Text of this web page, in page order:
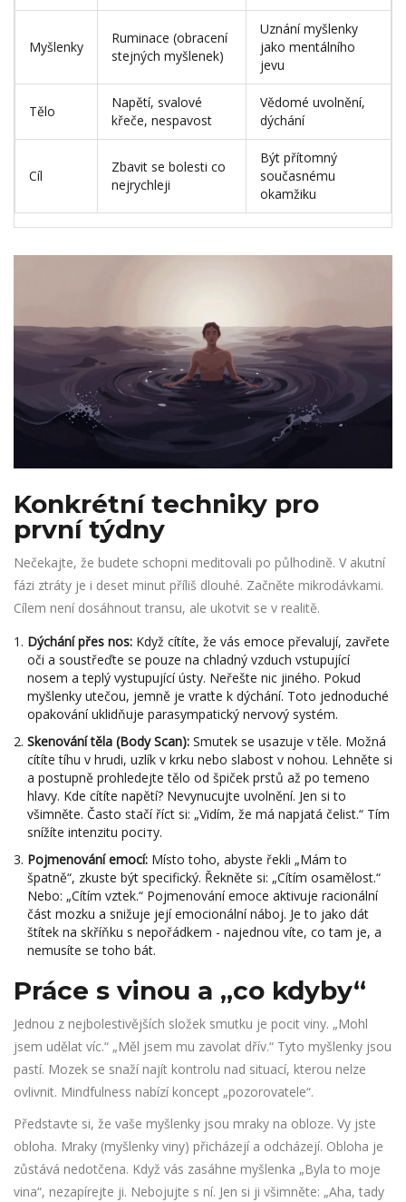
Myšlenky
Ruminace (obracení
stejných myšlenek)
Uznání myšlenky
jako mentálního
jevu
Tělo
Napětí, svalové
křeče, nespavost
Vědomé uvolnění,
dýchání
Cíl
Zbavit se bolesti co
nejrychleji
Být přítomný
současnému
okamžiku
Konkrétní techniky pro
první týdny
Nečekajte, že budete schopni meditovali po půlhodině. V akutní
fázi ztráty je i deset minut příliš dlouhé. Začněte mikrodávkami.
Cílem není dosáhnout transu, ale ukotvit se v realitě.
Dýchání přes nos: Když cítíte, že vás emoce převalují, zavřete
oči a soustřeďte se pouze na chladný vzduch vstupující
nosem a teplý vystupující ústy. Neřešte nic jiného. Pokud
myšlenky utečou, jemně je vraťte k dýchání. Toto jednoduché
opakování uklidňuje parasympatický nervový systém.
Skenování těla (Body Scan): Smutek se usazuje v těle. Možná
cítíte tíhu v hrudi, uzlík v krku nebo slabost v nohou. Lehněte si
a postupně prohledejte tělo od špiček prstů až po temeno
hlavy. Kde cítíte napětí? Nevynucujte uvolnění. Jen si to
všimněte. Často stačí říct si: „Vidím, že má napjatá čelist.“ Tím
snížíte intenzitu pociту.
Pojmenování emocí: Místo toho, abyste řekli „Mám to
špatně“, zkuste být specifický. Řekněte si: „Cítím osamělost.“
Nebo: „Cítím vztek.“ Pojmenování emoce aktivuje racionální
část mozku a snižuje její emocionální náboj. Je to jako dát
štítek na skříňku s nepořádkem - najednou víte, co tam je, a
nemusíte se toho bát.
Práce s vinou a „co kdyby“
Jednou z nejbolestivějších složek smutku je pocit viny. „Mohl
jsem udělat víc.“ „Měl jsem mu zavolat dřív.“ Tyto myšlenky jsou
pastí. Mozek se snaží najít kontrolu nad situací, kterou nelze
ovlivnit. Mindfulness nabízí koncept „pozorovatele“.
Představte si, že vaše myšlenky jsou mraky na obloze. Vy jste
obloha. Mraky (myšlenky viny) přicházejí a odcházejí. Obloha je
zůstává nedotčena. Když vás zasáhne myšlenka „Byla to moje
vina“, nezapírejte ji. Nebojujte s ní. Jen si ji všimněte: „Aha, tady